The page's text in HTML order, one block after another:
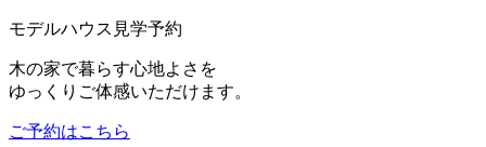
モデルハウス見学予約
木の家で暮らす心地よさを
ゆっくりご体感いただけます。
ご予約はこちら